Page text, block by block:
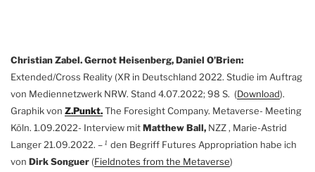
Christian Zabel. Gernot Heisenberg, Daniel O’Brien:
Extended/Cross Reality (XR in Deutschland 2022. Studie im Auftrag
von Mediennetzwerk NRW. Stand 4.07.2022; 98 S. (Download).
Graphik von Z.Punkt.The Foresight Company. Metaverse- Meeting
Köln. 1.09.2022- Interview mitMatthew Ball, NZZ , Marie-Astrid
Langer 21.09.2022. –¹ den Begriff Futures Appropriation habe ich
von Dirk Songuer (Fieldnotes from the Metaverse)